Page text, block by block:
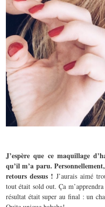
J’espère que ce maquillage
qu’il m’a paru.
retours dessus ! J’aurais aimé
tout était sold out. Ça
résultat était super au final : un